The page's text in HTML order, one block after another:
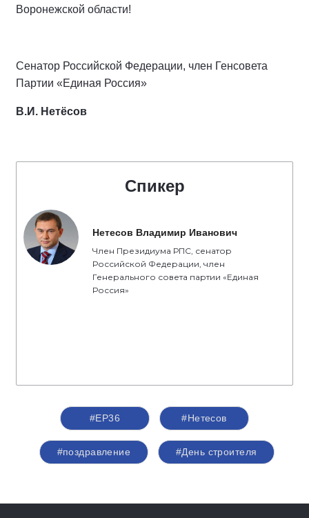
Воронежской области!
Сенатор Российской Федерации, член Генсовета
Партии «Единая Россия»
В.И. Нетёсов
Спикер
Нетесов Владимир Иванович
Член Президиума РПС, сенатор
Российской Федерации, член
Генерального совета партии «Единая
Россия»
#ЕР36 #Нетесов
#поздравление #День строителя